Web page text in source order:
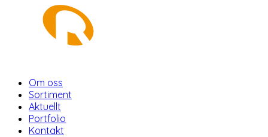
Om oss
Sortiment
Aktuellt
Portfolio
Kontakt